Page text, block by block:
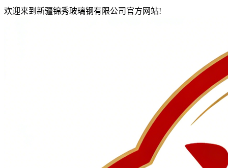
欢迎来到新疆锦秀玻璃钢有限公司官方网站!